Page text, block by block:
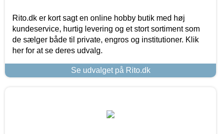
Rito.dk er kort sagt en online hobby butik med høj
kundeservice, hurtig levering og et stort sortiment som
de sælger både til private, engros og institutioner. Klik
her for at se deres udvalg.
Se udvalget på Rito.dk